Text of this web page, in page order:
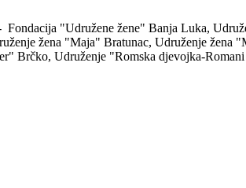
"Udružene žene" Banja Luka,
žena "Maja" Bratunac, Udruženje žena
Brčko, Udruženje "Romska djevojka-